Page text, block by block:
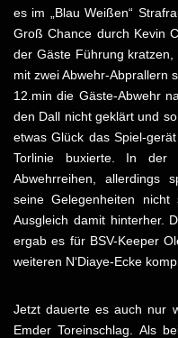
es im „Blau Weißen“
Groß Chance durch Kevin
der Gäste Führung
mit zwei Abwehr-Abprallern
12.min die Gäste-Abwehr
den Dall nicht geklärt und
etwas Glück das Spiel-
Torlinie buxierte. In der
Abwehrreihen, allerdings
seine Gelegenheiten
Ausgleich damit hinterher.
ergab es für BSV-Keeper
weiteren N‘Diaye-Ecke
Jetzt dauerte es auch nur
Emder Toreinschlag. Als